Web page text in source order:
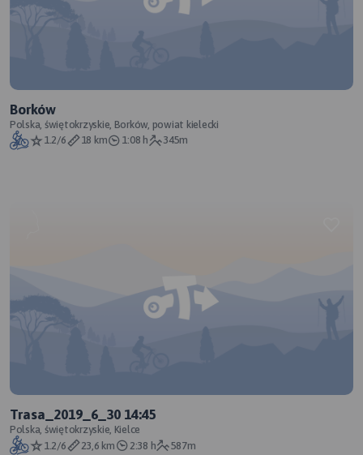
Borków
Polska, świętokrzyskie, Borków, powiat kielecki
1.2/6
18 km 1:08 h 345m
Trasa_2019_6_30 14:45
Polska, świętokrzyskie, Kielce
1.2/6
23,6 km 2:38 h 587m